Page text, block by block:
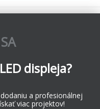
displeja?
a profesionálnej
viac projektov!